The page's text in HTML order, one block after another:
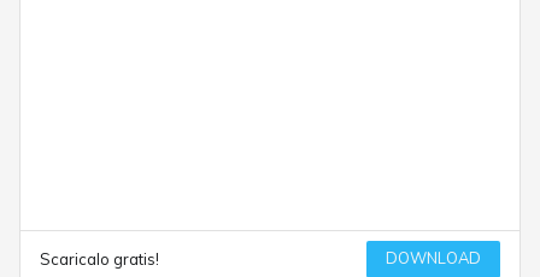
Scaricalo gratis! DOWNLOAD